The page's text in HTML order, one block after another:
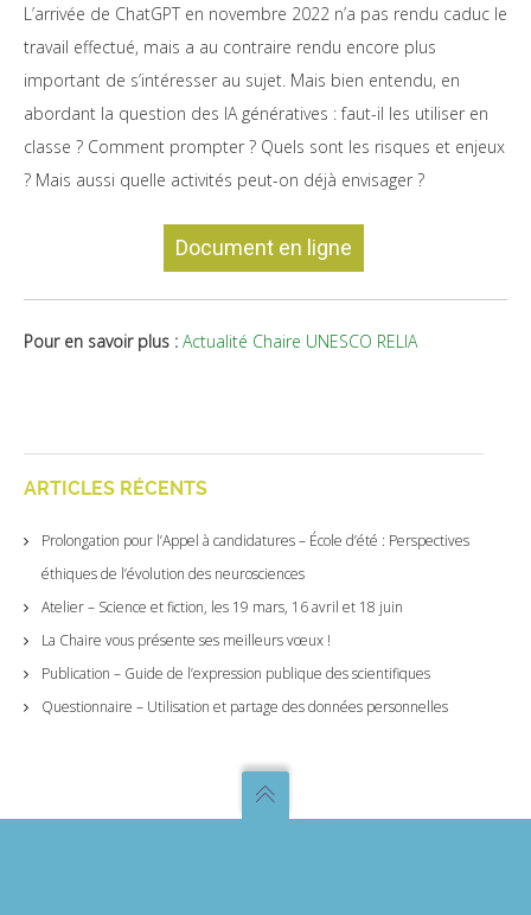
L’arrivée de ChatGPT en novembre 2022 n’a pas rendu caduc le
travail effectué, mais a au contraire rendu encore plus
important de s’intéresser au sujet. Mais bien entendu, en
abordant la question des IA génératives : faut-il les utiliser en
classe ? Comment prompter ? Quels sont les risques et enjeux
? Mais aussi quelle activités peut-on déjà envisager ?
Document en ligne
Pour en savoir plus : Actualité Chaire UNESCO RELIA
ARTICLES RÉCENTS
Prolongation pour l’Appel à candidatures – École d’été : Perspectives
éthiques de l’évolution des neurosciences
Atelier – Science et fiction, les 19 mars, 16 avril et 18 juin
La Chaire vous présente ses meilleurs vœux !
Publication – Guide de l’expression publique des scientifiques
Questionnaire – Utilisation et partage des données personnelles